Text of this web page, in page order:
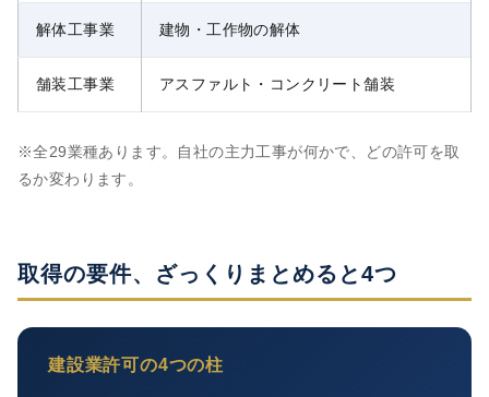
解体工事業 建物・工作物の解体
舗装工事業 アスファルト・コンクリート舗装
※全29業種あります。自社の主力工事が何かで、どの許可を取
るか変わります。
取得の要件、ざっくりまとめると4つ
建設業許可の4つの柱